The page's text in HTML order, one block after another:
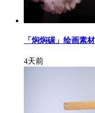
「焖焖碳」绘画素
4天前